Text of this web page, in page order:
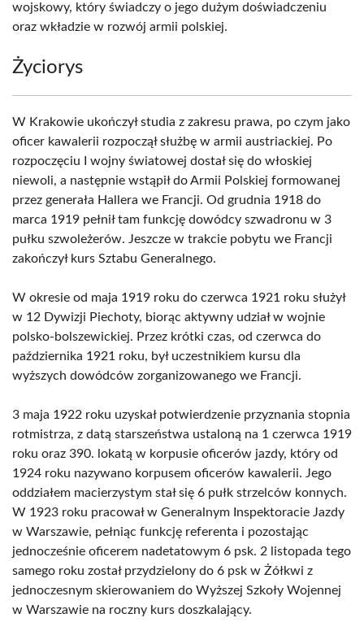
wojskowy, który świadczy o jego dużym doświadczeniu
oraz wkładzie w rozwój armii polskiej.
Życiorys
W Krakowie ukończył studia z zakresu prawa, po czym jako
oficer kawalerii rozpoczął służbę w armii austriackiej. Po
rozpoczęciu I wojny światowej dostał się do włoskiej
niewoli, a następnie wstąpił do Armii Polskiej formowanej
przez generała Hallera we Francji. Od grudnia 1918 do
marca 1919 pełnił tam funkcję dowódcy szwadronu w 3
pułku szwoleżerów. Jeszcze w trakcie pobytu we Francji
zakończył kurs Sztabu Generalnego.
W okresie od maja 1919 roku do czerwca 1921 roku służył
w 12 Dywizji Piechoty, biorąc aktywny udział w wojnie
polsko-bolszewickiej. Przez krótki czas, od czerwca do
października 1921 roku, był uczestnikiem kursu dla
wyższych dowódców zorganizowanego we Francji.
3 maja 1922 roku uzyskał potwierdzenie przyznania stopnia
rotmistrza, z datą starszeństwa ustaloną na 1 czerwca 1919
roku oraz 390. lokatą w korpusie oficerów jazdy, który od
1924 roku nazywano korpusem oficerów kawalerii. Jego
oddziałem macierzystym stał się 6 pułk strzelców konnych.
W 1923 roku pracował w Generalnym Inspektoracie Jazdy
w Warszawie, pełniąc funkcję referenta i pozostając
jednocześnie oficerem nadetatowym 6 psk. 2 listopada tego
samego roku został przydzielony do 6 psk w Żółkwi z
jednoczesnym skierowaniem do Wyższej Szkoły Wojennej
w Warszawie na roczny kurs doszkalający.